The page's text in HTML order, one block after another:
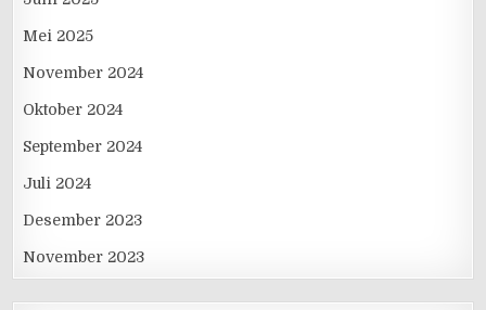
Mei 2025
November 2024
Oktober 2024
September 2024
Juli 2024
Desember 2023
November 2023